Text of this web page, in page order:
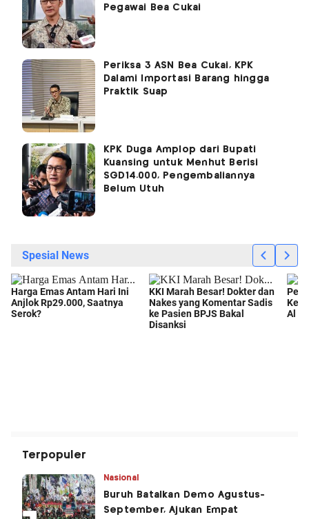
Pegawai Bea Cukai
Periksa 3 ASN Bea Cukai, KPK
Dalami Importasi Barang hingga
Praktik Suap
KPK Duga Amplop dari Bupati
Kuansing untuk Menhut Berisi
SGD14.000, Pengembaliannya
Belum Utuh
Terpopuler
Nasional
Buruh Batalkan Demo Agustus-
September, Ajukan Empat